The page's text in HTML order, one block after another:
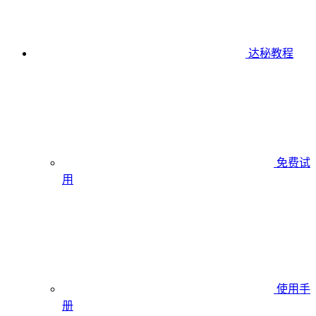
达秘教程
免费试
用
使用手
册